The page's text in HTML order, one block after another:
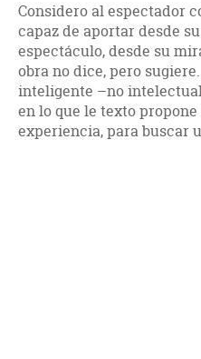
Considero al espectador
capaz de aportar desde
espectáculo, desde su
obra no dice, pero
inteligente –no
en lo que le texto
experiencia, para buscar